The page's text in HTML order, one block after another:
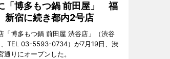
「博多もつ鍋 前田屋」 福
新宿に続き都内2号店
「博多もつ鍋 前田屋 渋谷店」（渋谷
、TEL 03-5593-0734）が7月19日、渋
通りにオープンした。